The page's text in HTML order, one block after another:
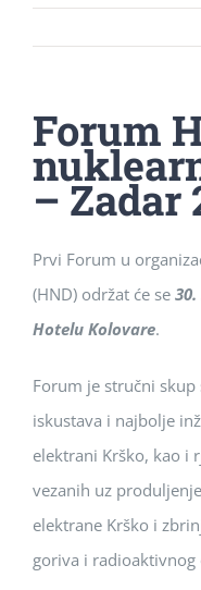
Forum
– Zadar
Prvi Forum u
(HND) održat će se
Hotelu Kolovare.
Forum je stručni
iskustava i najbolje
elektrani Krško, kao i
vezanih uz
elektrane Krško i
goriva i radioaktivnog